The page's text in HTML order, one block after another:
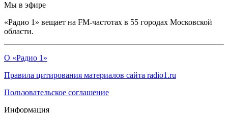
Мы в эфире
«Радио 1» вещает на FM-частотах в 55 городах Московской
области.
О «Радио 1»
Правила цитирования материалов сайта radio1.ru
Пользовательское соглашение
Информация